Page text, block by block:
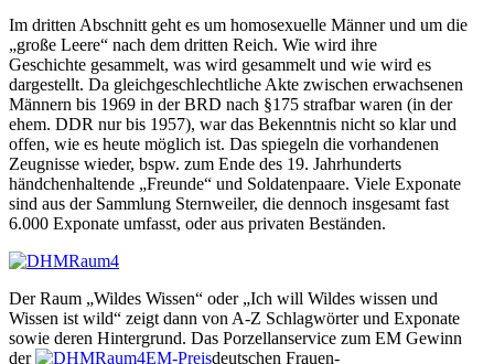
Im dritten Abschnitt geht es um homosexuelle Männer und um die
„große Leere“ nach dem dritten Reich. Wie wird ihre
Geschichte gesammelt, was wird gesammelt und wie wird es
dargestellt. Da gleichgeschlechtliche Akte zwischen erwachsenen
Männern bis 1969 in der BRD nach §175 strafbar waren (in der
ehem. DDR nur bis 1957), war das Bekenntnis nicht so klar und
offen, wie es heute möglich ist. Das spiegeln die vorhandenen
Zeugnisse wieder, bspw. zum Ende des 19. Jahrhunderts
händchenhaltende „Freunde“ und Soldatenpaare. Viele Exponate
sind aus der Sammlung Sternweiler, die dennoch insgesamt fast
6.000 Exponate umfasst, oder aus privaten Beständen.
Der Raum „Wildes Wissen“ oder „Ich will Wildes wissen und
Wissen ist wild“ zeigt dann von A-Z Schlagwörter und Exponate
sowie deren Hintergrund. Das Porzellanservice zum EM Gewinn
der
deutschen Frauen-